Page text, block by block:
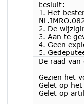
besluit:
1. Het
2. De
3. Aan te
4. Geen
5.
De raad van
Gezien het
Gelet op het
Gelet op